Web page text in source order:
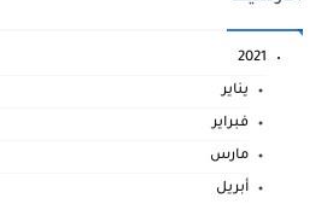
2021
يناير
فبراير
مارس
أبريل